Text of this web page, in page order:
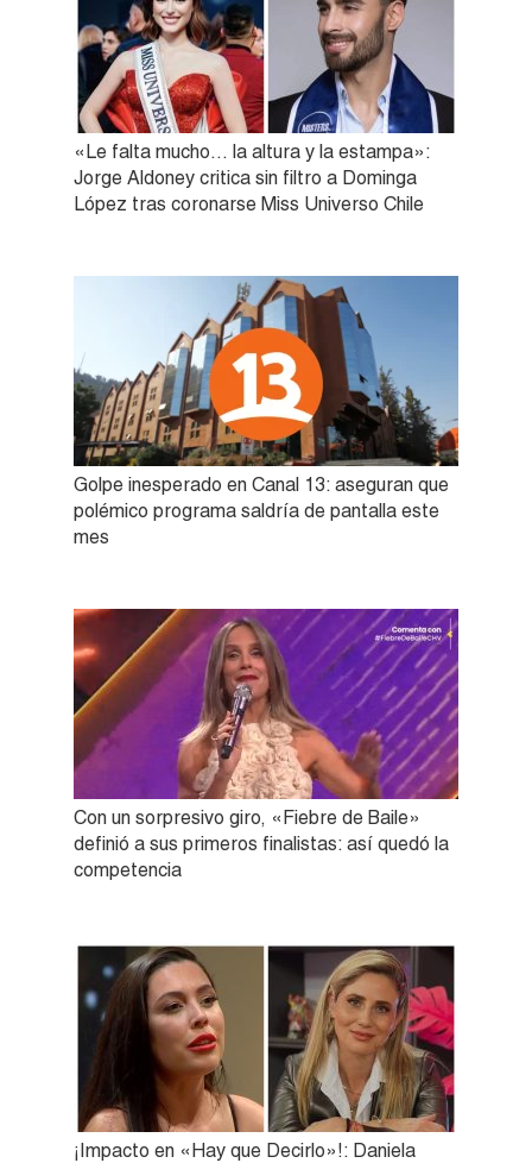
«Le falta mucho… la altura y la estampa»:
Jorge Aldoney critica sin filtro a Dominga
López tras coronarse Miss Universo Chile
Golpe inesperado en Canal 13: aseguran que
polémico programa saldría de pantalla este
mes
Con un sorpresivo giro, «Fiebre de Baile»
definió a sus primeros finalistas: así quedó la
competencia
¡Impacto en «Hay que Decirlo»!: Daniela